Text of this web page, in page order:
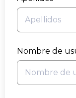
Nombre de